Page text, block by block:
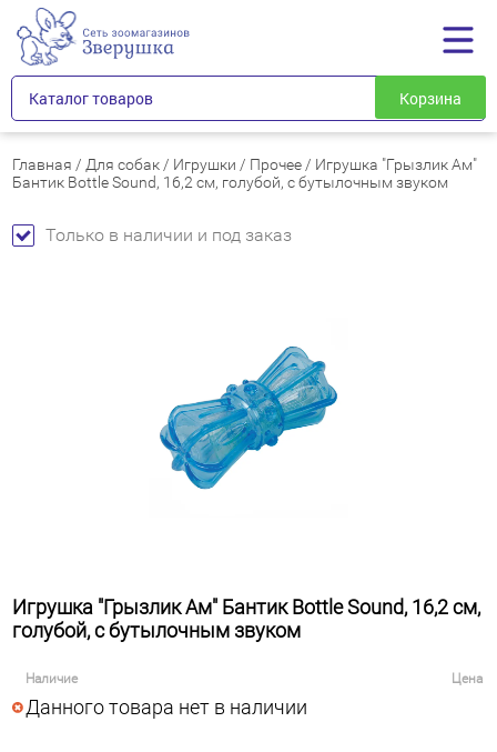
Каталог товаров Корзина
Главная / Для собак / Игрушки / Прочее / Игрушка "Грызлик Ам"
Бантик Bottle Sound, 16,2 см, голубой, с бутылочным звуком
Только в наличии и под заказ
Игрушка "Грызлик Ам" Бантик Bottle Sound, 16,2 см,
голубой, с бутылочным звуком
Наличие Цена
Данного товара нет в наличии